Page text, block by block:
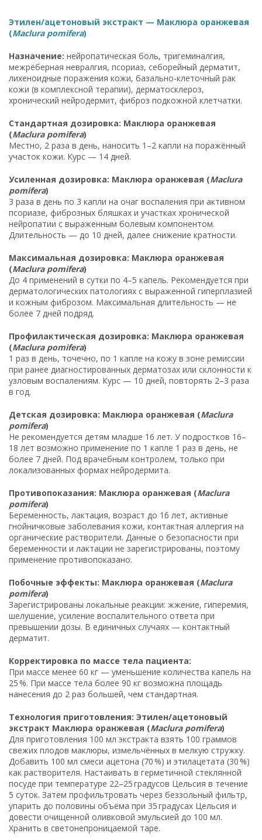
Этилен/ацетоновый экстракт — Маклюра оранжевая
(Maclura pomifera)
Назначение: нейропатическая боль, тригеминалгия,
межрёберная невралгия, псориаз, себорейный дерматит,
лихеноидные поражения кожи, базально-клеточный рак
кожи (в комплексной терапии), дерматосклероз,
хронический нейродермит, фиброз подкожной клетчатки.
Стандартная дозировка: Маклюра оранжевая
(Maclura pomifera)
Местно, 2 раза в день, наносить 1–2 капли на поражённый
участок кожи. Курс — 14 дней.
Усиленная дозировка: Маклюра оранжевая (Maclura
pomifera)
3 раза в день по 3 капли на очаг воспаления при активном
псориазе, фиброзных бляшках и участках хронической
нейропатии с выраженным болевым компонентом.
Длительность — до 10 дней, далее снижение кратности.
Максимальная дозировка: Маклюра оранжевая
(Maclura pomifera)
До 4 применений в сутки по 4–5 капель. Рекомендуется при
дерматологических патологиях с выраженной гиперплазией
и кожным фиброзом. Максимальная длительность — не
более 7 дней подряд.
Профилактическая дозировка: Маклюра оранжевая
(Maclura pomifera)
1 раз в день, точечно, по 1 капле на кожу в зоне ремиссии
при ранее диагностированных дерматозах или склонности к
узловым воспалениям. Курс — 10 дней, повторять 2–3 раза
в год.
Детская дозировка: Маклюра оранжевая (Maclura
pomifera)
Не рекомендуется детям младше 16 лет. У подростков 16–
18 лет возможно применение по 1 капле 1 раз в день, не
более 7 дней. Под врачебным контролем, только при
локализованных формах нейродермита.
Противопоказания: Маклюра оранжевая (Maclura
pomifera)
Беременность, лактация, возраст до 16 лет, активные
гнойничковые заболевания кожи, контактная аллергия на
органические растворители. Данные о безопасности при
беременности и лактации не зарегистрированы, поэтому
применение противопоказано.
Побочные эффекты: Маклюра оранжевая (Maclura
pomifera)
Зарегистрированы локальные реакции: жжение, гиперемия,
шелушение, усиление воспалительного ответа при
превышении дозы. В единичных случаях — контактный
дерматит.
Корректировка по массе тела пациента:
При массе менее 60 кг — уменьшение количества капель на
25 %. При массе тела более 90 кг возможна площадь
нанесения до 2 раз большей, чем стандартная.
Технология приготовления: Этилен/ацетоновый
экстракт Маклюра оранжевая (Maclura pomifera)
Для приготовления 100 мл экстракта взять 100 граммов
свежих плодов маклюры, измельчённых в мелкую стружку.
Добавить 100 мл смеси ацетона (70 %) и этилацетата (30 %)
как растворителя. Настаивать в герметичной стеклянной
посуде при температуре 22–25 градусов Цельсия в течение
5 суток. Затем профильтровать через беззольный фильтр,
упарить до половины объёма при 35 градусах Цельсия и
довести очищенной оливковой эмульсией до 100 мл.
Хранить в светонепроницаемой таре.